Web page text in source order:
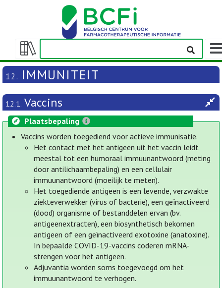
Weergeven/verbergen
inhoudstafel
12. IMMUNITEIT
12.1. Vaccins
Plaatsbepaling
Vaccins worden toegediend voor actieve immunisatie.
Het contact met het antigeen uit het vaccin leidt
meestal tot een humoraal immuunantwoord (meting
door antilichaambepaling) en een cellulair
immuunantwoord (moeilijk te meten).
Het toegediende antigeen is een levende, verzwakte
ziekteverwekker (virus of bacterie), een geïnactiveerd
(dood) organisme of bestanddelen ervan (bv.
antigeenextracten), een biosynthetisch bekomen
antigeen of een geïnactiveerd exotoxine (anatoxine).
In bepaalde COVID-19-vaccins coderen mRNA-
strengen voor het antigeen.
Adjuvantia worden soms toegevoegd om het
immuunantwoord te verhogen.